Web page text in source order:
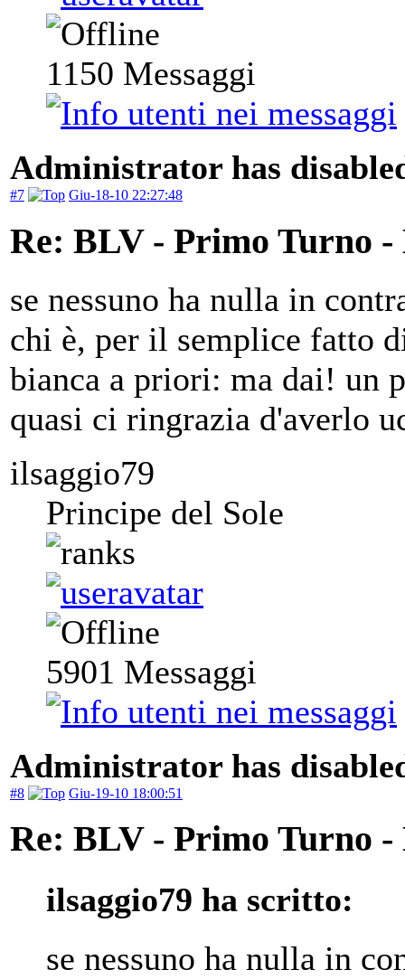
1150 Messaggi
Administrator has
#7 Giu-18-10 22:27:48
Re: BLV - Primo Turno
se nessuno ha nulla in
chi è, per il semplice fatto
bianca a priori: ma dai! un
quasi ci ringrazia d'averlo
ilsaggio79
Principe del Sole
5901 Messaggi
Administrator has
#8 Giu-19-10 18:00:51
Re: BLV - Primo Turno
ilsaggio79 ha scritto:
se nessuno ha nulla in